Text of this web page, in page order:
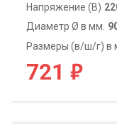
Напряжение (В)
Диаметр Ø в мм.
Размеры (в/ш/г) в
721 ₽